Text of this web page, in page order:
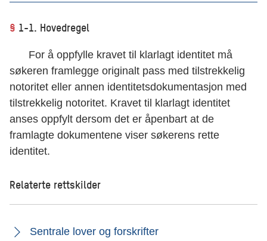
§ 1-1. Hovedregel
For å oppfylle kravet til klarlagt identitet må
søkeren framlegge originalt pass med tilstrekkelig
notoritet eller annen identitetsdokumentasjon med
tilstrekkelig notoritet. Kravet til klarlagt identitet
anses oppfylt dersom det er åpenbart at de
framlagte dokumentene viser søkerens rette
identitet.
Relaterte rettskilder
Sentrale lover og forskrifter